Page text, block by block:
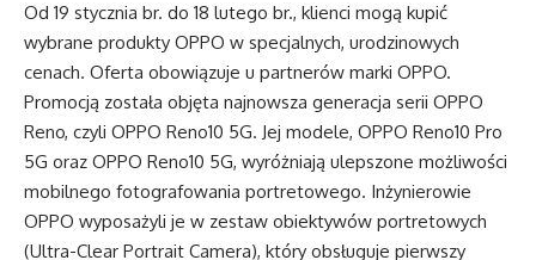
Od 19 stycznia br. do 18 lutego br., klienci mogą kupić
wybrane produkty OPPO w specjalnych, urodzinowych
cenach. Oferta obowiązuje u partnerów marki OPPO.
Promocją została objęta najnowsza generacja serii OPPO
Reno, czyli OPPO Reno10 5G. Jej modele, OPPO Reno10 Pro
5G oraz OPPO Reno10 5G, wyróżniają ulepszone możliwości
mobilnego fotografowania portretowego. Inżynierowie
OPPO wyposażyli je w zestaw obiektywów portretowych
(Ultra-Clear Portrait Camera), który obsługuje pierwszy